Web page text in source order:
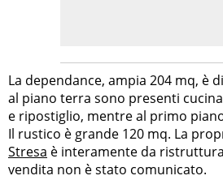
La dependance, ampia 204 mq, è
al piano terra sono presenti
e ripostiglio, mentre al primo
Il rustico è grande 120 mq. La
Stresa è interamente da
vendita non è stato comunicato.